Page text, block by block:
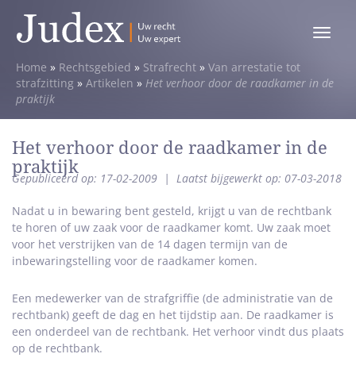
Toggle
Home » Rechtsgebied » Strafrecht » Van arrestatie tot
strafzitting » Artikelen » Het verhoor door de raadkamer in de
praktijk
Het verhoor door de raadkamer in de
praktijk
Gepubliceerd op: 17-02-2009 | Laatst bijgewerkt op: 07-03-2018
Nadat u in bewaring bent gesteld, krijgt u van de rechtbank
te horen of uw zaak voor de raadkamer komt. Uw zaak moet
voor het verstrijken van de 14 dagen termijn van de
inbewaringstelling voor de raadkamer komen.
Een medewerker van de strafgriffie (de administratie van de
rechtbank) geeft de dag en het tijdstip aan. De raadkamer is
een onderdeel van de rechtbank. Het verhoor vindt dus plaats
op de rechtbank.